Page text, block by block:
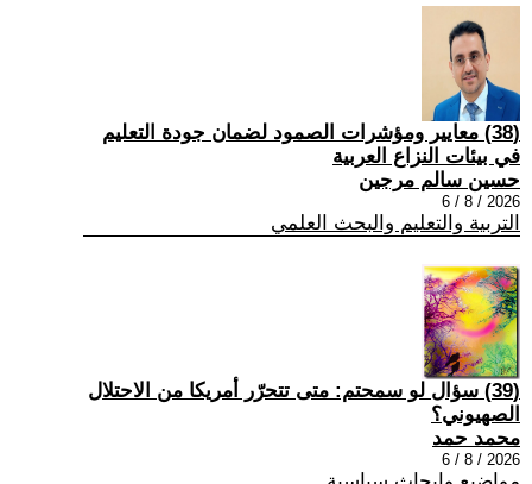
(38) معايير ومؤشرات الصمود لضمان جودة التعليم
في بيئات النزاع العربية
حسين سالم مرجين
2026 / 8 / 6
التربية والتعليم والبحث العلمي
(39) سؤال لو سمحتم: متى تتحرّر أمريكا من الاحتلال
الصهيوني؟
محمد حمد
2026 / 8 / 6